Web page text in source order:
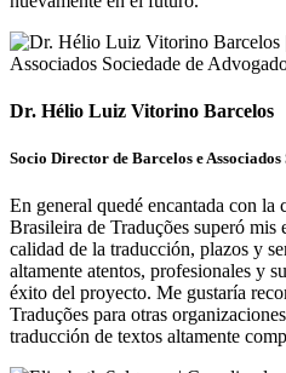
Dr. Hélio Luiz Vitorino Barcelos
Socio Director de Barcelos e Associados
En general quedé encantada con
Brasileira de Traduções superó mis
calidad de la traducción, plazos y
altamente atentos, profesionales y
éxito del proyecto. Me gustaría
Traduções para otras
traducción de textos altamente